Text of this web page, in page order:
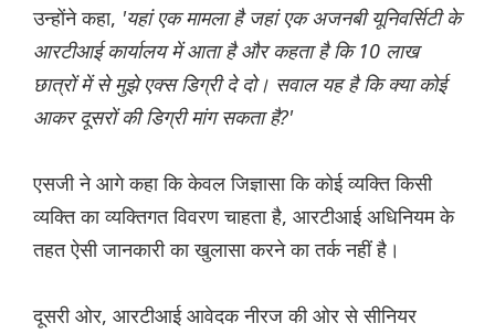
उन्होंने कहा, 'यहां एक मामला है जहां एक अजनबी यूनिवर्सिटी के
आरटीआई कार्यालय में आता है और कहता है कि 10 लाख
छात्रों में से मुझे एक्स डिग्री दे दो। सवाल यह है कि क्या कोई
आकर दूसरों की डिग्री मांग सकता है?'
एसजी ने आगे कहा कि केवल जिज्ञासा कि कोई व्यक्ति किसी
व्यक्ति का व्यक्तिगत विवरण चाहता है, आरटीआई अधिनियम के
तहत ऐसी जानकारी का खुलासा करने का तर्क नहीं है।
दूसरी ओर, आरटीआई आवेदक नीरज की ओर से सीनियर